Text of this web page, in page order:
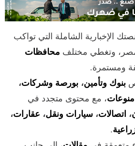
الإخبارية الشاملة التي تواكب
وتغطي مختلف محافظات
ومستمرة.
بنوك وتأمين، بورصة وشركات،
منوعات، مع محتوى متجدد في
، اتصالات، سيارات ونقل، عقارات،
.